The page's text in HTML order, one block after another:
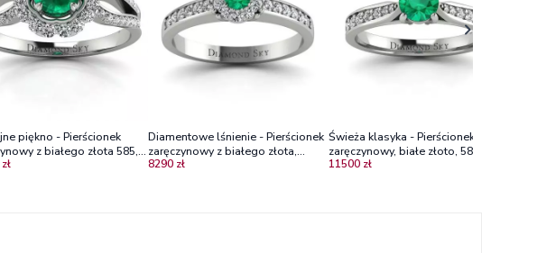
piękno - Pierścionek
z białego złota 585,
diamenty
Diamentowe lśnienie - Pierścionek
zaręczynowy z białego złota,
diamenty, szmaragd
8290 zł
Świeża klasyka - Pierścionek
zaręczynowy, białe złoto, 585,
szmaragd, diamenty
11500 zł